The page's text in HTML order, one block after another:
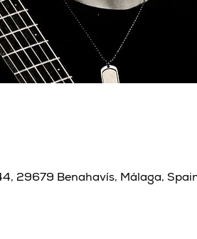
29679 Benahavís, Málaga,